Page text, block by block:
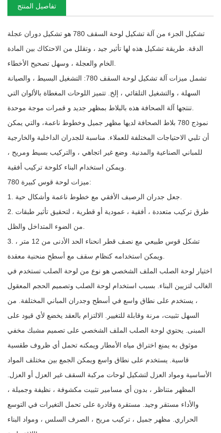
تفاصيل المنتج
تشكيل الجزء من آلة تشكيل لوحة السقف 780 هو تشكيل دوران عجلة
الدقة. طريقة تشكيل هذه لها تأثير جيد ، وتقلل من الاحتكاك بين المادة
تشمل ميزات آلة تشكيل لوحة السقف 780: التشغيل البسيط ، والصيانة
السهلة ، والتشغيل التلقائي ، إلخ. تتميز اللوحات المغطاة بالألوان التي
نموذج 780 بلاط الصحافة لديها مظهر جميل وخطوط ناعمة، والتي يمكن
أن تلبي الاحتياجات المختلفة للعملاء. مناسبة للجدران الداخلية والخارجية
للمباني الصناعية والمدنية. وضع غير اتجاهي ، والتركيب بسيط ومريح ،
ميزات لوحة قوس كبيرة 780:
2. طرق تركيب متعددة ، أفقية ، عمودية أو قطرية ، لتحقيق تأثير طبقات
3. تشكل قوس طبيعي مع نصف قطر انحناء الحد الأدنى من 12 متر ،
اختيار لوحة الصلب الملف الشخصي هو نوع من لوحة الصلب تستخدم في
الغالب لتزيين البناء. بسبب استخدام لوحة الصلب وتصميم الحجم المعقول
، يستخدم على نطاق واسع في أسطح وجدران المباني المختلفة. من
السهل تثبيت، مرنة وقابلة للتغيير. الالتزام بالعقد يخضع لأي قيود على
المبنى. يحتوي لوحة الصلب الملف الشخصي على تصميم مشبك مخفي
موثوق به يمنع اختراق مياه الأمطار ويمكنه تحمل أي ظروف طقسية
قاسية. يستخدم على نطاق واسع ويمكن الجمع بين مختلف المواد
الأساسية ومواد العزل لتشكيل لوحات مركبة السقف غير العزل أو العزل.
المظهر متناظر ، بدون أي مسامير تثبيت مكشوفة ، نظيفة وجميلة ،
والأداء مستقر وجيد. مستقرة وقادرة على تحمل التغيرات في التوسع
الحراري. مظهر جميل ، تركيب مريح ، الصرف السلس ، ومواد البناء